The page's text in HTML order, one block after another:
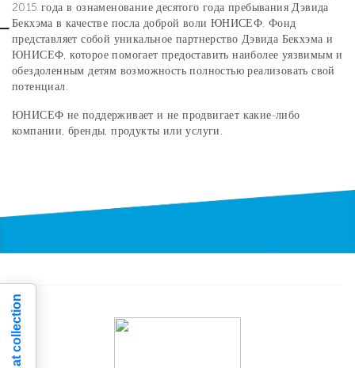
2015 года в ознаменование десятого года пребывания Дэвида
Бекхэма в качестве посла доброй воли ЮНИСЕФ. Фонд
представляет собой уникальное партнерство Дэвида Бекхэма и
ЮНИСЕФ, которое помогает предоставить наиболее уязвимым и
обездоленным детям возможность полностью реализовать свой
потенциал.
ЮНИСЕФ не поддерживает и не продвигает какие-либо
компании, бренды, продукты или услуги.